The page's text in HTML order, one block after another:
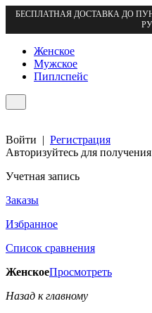
БЕСПЛАТНАЯ ДОСТАВКА ДО
Женское
Мужское
Пиплспейс
Войти | Регистрация
Авторизуйтесь для
Учетная запись
Заказы
Избранное
Список сравнения
ЖенскоеПросмотреть
Назад к главному